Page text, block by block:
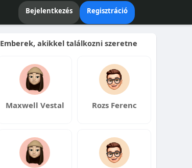
Bejelentkezés Regisztráció
Emberek, akikkel találkozni szeretne
Maxwell Vestal Rozs Ferenc